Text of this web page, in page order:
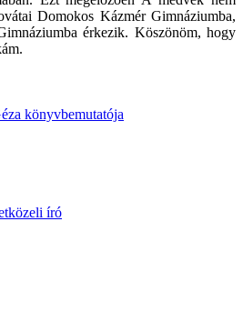
Domokos Kázmér Gimnáziumba,
érkezik. Köszönöm, hogy
könyvbemutatója
író